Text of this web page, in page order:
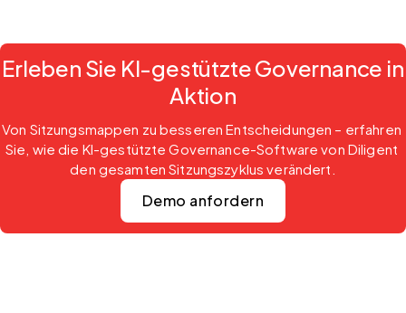
Erleben Sie KI-gestützte Governance in
Aktion
Von Sitzungsmappen zu besseren Entscheidungen – erfahren
Sie, wie die KI-gestützte Governance-Software von Diligent
den gesamten Sitzungszyklus verändert.
Demo anfordern